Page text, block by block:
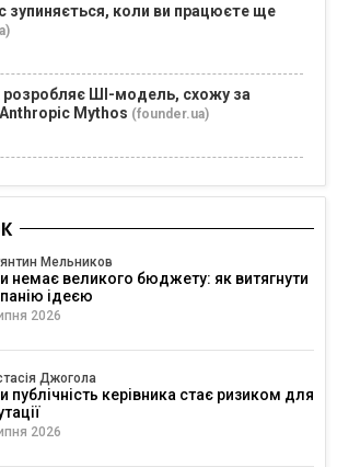
зупиняється, коли ви працюєте ще
розробляє ШІ-модель, схожу за
Mythos (founder.ua)
Мельников
немає великого бюджету: як витягнути
ідеєю
2026
Джогола
публічність керівника стає ризиком для
2026